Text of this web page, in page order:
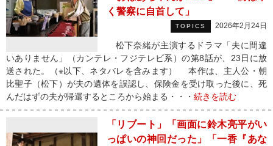
く警察に自首して」
TOPICS 2026年2月24日
松下奈緒が主演するドラマ「夫に間違
いありません」（カンテレ・フジテレビ系）の第8話が、23日に放
送された。（※以下、ネタバレを含みます） 本作は、主人公・朝
比聖子（松下）が夫の遺体を誤認し、保険金を受け取った後に、死
んだはずの夫が帰還するところから始まる・・・ 続きを読む
「リブート」「画面に鈴木亮平がい
っぱいの神回だった」「一香『あな